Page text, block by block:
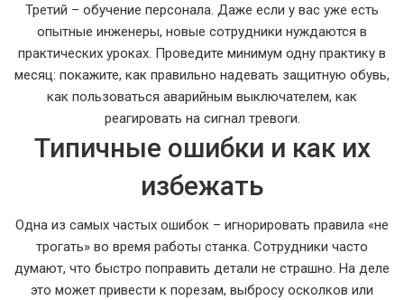
Третий – обучение персонала. Даже если у вас уже есть
опытные инженеры, новые сотрудники нуждаются в
практических уроках. Проведите минимум одну практику в
месяц: покажите, как правильно надевать защитную обувь,
как пользоваться аварийным выключателем, как
реагировать на сигнал тревоги.
Типичные ошибки и как их
избежать
Одна из самых частых ошибок – игнорировать правила «не
трогать» во время работы станка. Сотрудники часто
думают, что быстро поправить детали не страшно. На деле
это может привести к порезам, выбросу осколков или